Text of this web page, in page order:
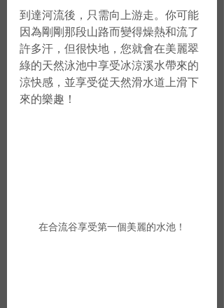
到達河流後，只需向上游走。你可能
因為剛剛那段山路而變得燥熱和流了
許多汗，但很快地，您就會在美麗翠
綠的天然泳池中享受冰涼溪水帶來的
涼快感，並享受從天然滑水道上滑下
來的樂趣！
在合流谷享受第一個美麗的水池！